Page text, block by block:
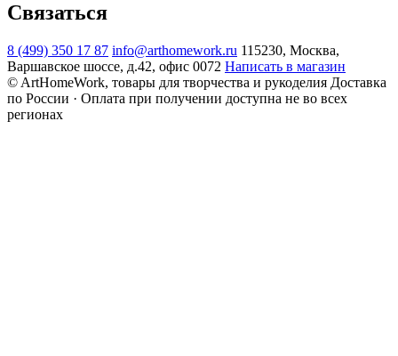
Связаться
8 (499) 350 17 87 info@arthomework.ru 115230, Москва,
Варшавское шоссе, д.42, офис 0072 Написать в магазин
© ArtHomeWork, товары для творчества и рукоделия Доставка
по России · Оплата при получении доступна не во всех
регионах